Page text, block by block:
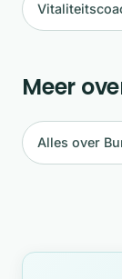
Meer
Alles over